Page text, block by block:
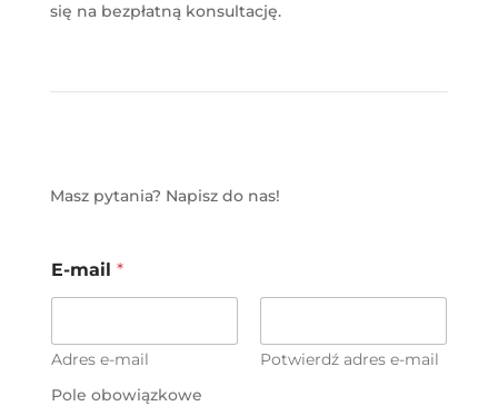
się na bezpłatną konsultację.
Masz pytania? Napisz do nas!
E-mail *
Adres e-mail
Potwierdź adres e-mail
Pole obowiązkowe